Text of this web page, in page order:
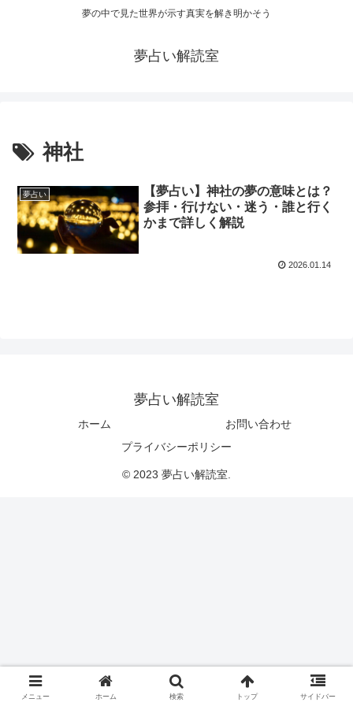
夢の中で見た世界が示す真実を解き明かそう
夢占い解読室
神社
夢占い
【夢占い】神社の夢の意味とは？
参拝・行けない・迷う・誰と行く
かまで詳しく解説
2026.01.14
夢占い解読室
ホーム
お問い合わせ
プライバシーポリシー
© 2023 夢占い解読室.
メニュー ホーム 検索 トップ サイドバー